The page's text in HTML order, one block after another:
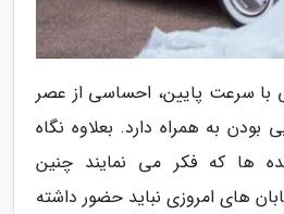
با سرعت پایین، احساسی از عصر
بودن به همراه دارد. بعلاوه نگاه
ها که فکر می نمایند چنین
های امروزی نباید حضور داشته